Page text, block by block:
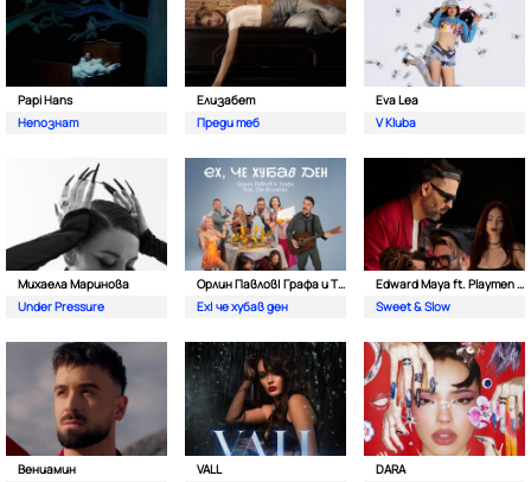
Papi Hans
Непознат
Елизабет
Преди теб
Eva Lea
V Kluba
Михаела Маринова
Under Pressure
Орлин Павлов| Графа и The Brunches
Ех| че хубав ден
Edward Maya ft. Playmen & Alma
Sweet & Slow
Вениамин
VALL
DARA